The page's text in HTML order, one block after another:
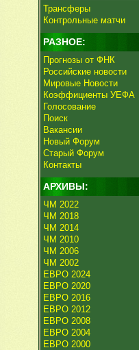
Трансферы
Контрольные матчи
РАЗНОЕ:
Прогнозы от ФНК
Российские новости
Мировые Новости
Коэффициенты УЕФА
Голосование
Поиск
Вакансии
Новый Форум
Старый Форум
Контакты
АРХИВЫ:
ЧМ 2022
ЧМ 2018
ЧМ 2014
ЧМ 2010
ЧМ 2006
ЧМ 2002
ЕВРО 2024
ЕВРО 2020
ЕВРО 2016
ЕВРО 2012
ЕВРО 2008
ЕВРО 2004
ЕВРО 2000